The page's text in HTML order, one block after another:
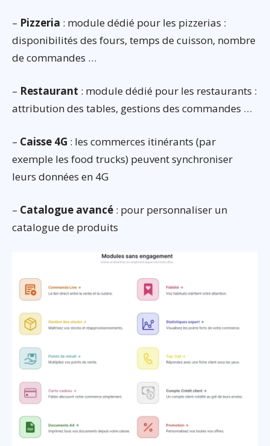
– Pizzeria : module dédié pour les pizzerias :
disponibilités des fours, temps de cuisson, nombre
de commandes …
– Restaurant : module dédié pour les restaurants :
attribution des tables, gestions des commandes …
– Caisse 4G : les commerces itinérants (par
exemple les food trucks) peuvent synchroniser
leurs données en 4G
– Catalogue avancé : pour personnaliser un
catalogue de produits